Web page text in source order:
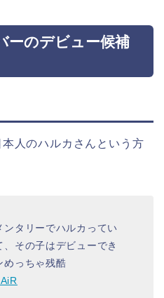
ーのデビュー候補
人のハルカさんという方
タリーでハルカってい
その子はデビューでき
めっちゃ残酷